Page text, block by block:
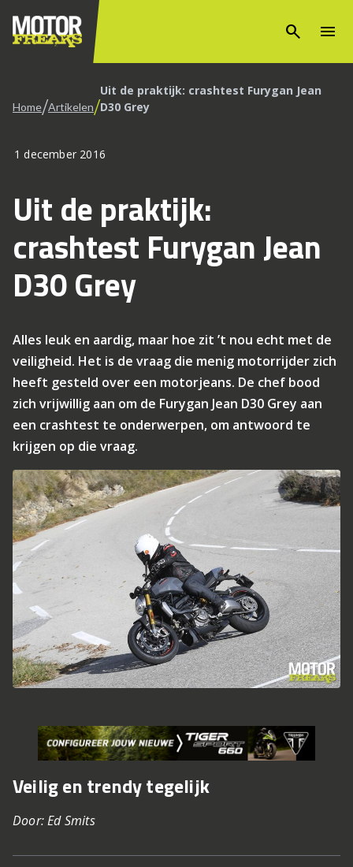
search menu
Home/Artikelen/Uit de praktijk: crashtest Furygan Jean
D30 Grey
1 december 2016
Uit de praktijk:
crashtest Furygan Jean
D30 Grey
Alles leuk en aardig, maar hoe zit ’t nou echt met de
veiligheid. Het is de vraag die menig motorrijder zich
heeft gesteld over een motorjeans. De chef bood
zich vrijwillig aan om de Furygan Jean D30 Grey aan
een crashtest te onderwerpen, om antwoord te
krijgen op die vraag.
Veilig en trendy tegelijk
Door: Ed Smits